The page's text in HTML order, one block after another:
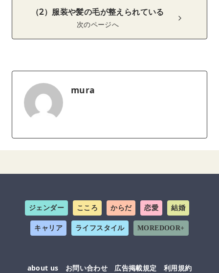
（2）服装や髪の毛が整えられている
次のページへ
mura
ジェンダー こころ からだ 恋愛 結婚
キャリア ライフスタイル MOREDOOR+
about us お問い合わせ 広告掲載規定 利用規約